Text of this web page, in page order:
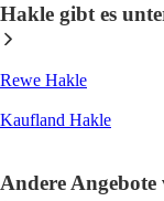
Hakle gibt es
Rewe Hakle
Kaufland Hakle
Andere Angebote